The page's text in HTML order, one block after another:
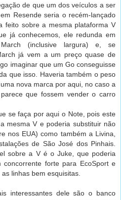
de que um dos veículos a ser
Resende seria o recém-lançado
feito sobre a mesma plataforma V
já conhecemos, ele redunda em
(inclusive largura) e, se
já vem a um preço quase de
imaginar que um Go conseguisse
que isso. Haveria também o peso
nova marca por aqui, no caso a
que fossem vender o carro
se faça por aqui o Note, pois este
mesma V e poderia substituir não
nos EUA) como também a Livina,
de São José dos Pinhais.
sobre a V é o Juke, que poderia
forte para EcoSport e
linhas bem esquisitas.
interessantes dele são o banco